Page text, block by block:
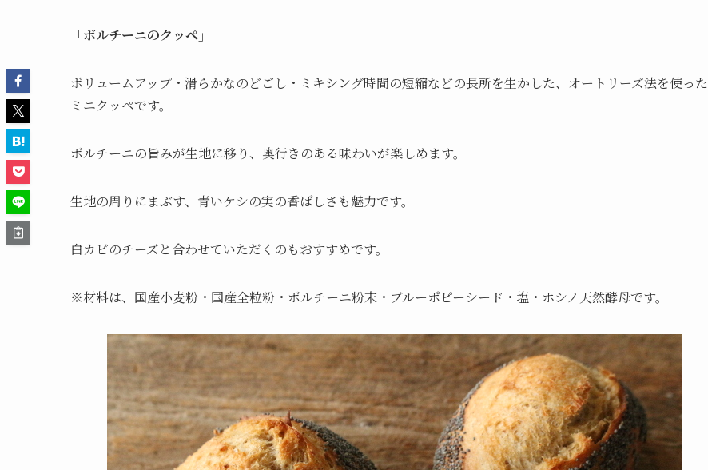
「ボルチーニのクッペ」
ボリュームアップ・滑らかなのどごし・ミキシング時間の短縮などの長所を生かした、オートリーズ法を使った
ミニクッペです。
ボルチーニの旨みが生地に移り、奥行きのある味わいが楽しめます。
生地の周りにまぶす、青いケシの実の香ばしさも魅力です。
白カビのチーズと合わせていただくのもおすすめです。
※材料は、国産小麦粉・国産全粒粉・ボルチーニ粉末・ブルーポピーシード・塩・ホシノ天然酵母です。